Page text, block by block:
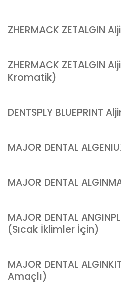
ZHERMACK ZETALGIN
ZHERMACK ZETALGIN
Kromatik)
DENTSPLY BLUEPRINT
MAJOR DENTAL
MAJOR DENTAL
MAJOR DENTAL
(Sıcak İklimler İçin)
MAJOR DENTAL
Amaçlı)